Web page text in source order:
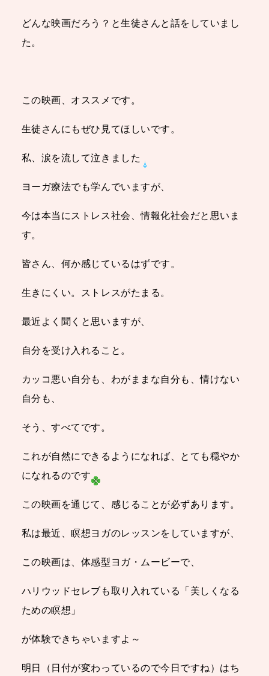
どんな映画だろう？と生徒さんと話をしていまし
た。
この映画、オススメです。
生徒さんにもぜひ見てほしいです。
私、涙を流して泣きました
ヨーガ療法でも学んでいますが、
今は本当にストレス社会、情報化社会だと思いま
す。
皆さん、何か感じているはずです。
生きにくい。ストレスがたまる。
最近よく聞くと思いますが、
自分を受け入れること。
カッコ悪い自分も、わがままな自分も、情けない
自分も、
そう、すべてです。
これが自然にできるようになれば、とても穏やか
になれるのです
この映画を通じて、感じることが必ずあります。
私は最近、瞑想ヨガのレッスンをしていますが、
この映画は、体感型ヨガ・ムービーで、
ハリウッドセレブも取り入れている「美しくなる
ための瞑想」
が体験できちゃいますよ～
明日（日付が変わっているので今日ですね）はち